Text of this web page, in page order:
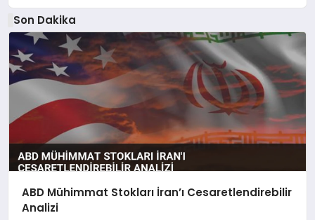
Son Dakika
ABD Mühimmat Stokları İran’ı Cesaretlendirebilir
Analizi